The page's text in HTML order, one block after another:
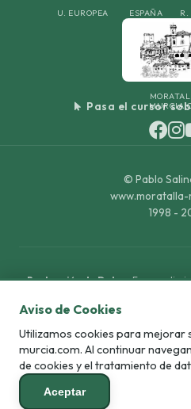
U. EUROPEA ESPAÑA R.
Pasa el cursor
© Pablo
www.moratalla-
1998 -
Protección de Datos:En
moratalla-murcia.com trata la
sus derechos de acceso,
dirigiéndose al correo electrónico
Aviso de Cookies
Utilizamos cookies para mejorar
murcia.com. Al continuar
de cookies y el tratamiento de
Aceptar